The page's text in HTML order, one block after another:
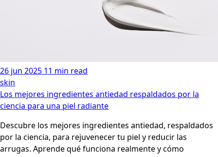
26 jun 2025 11 min read
skin
Los mejores ingredientes antiedad respaldados por la
ciencia para una piel radiante
Descubre los mejores ingredientes antiedad, respaldados
por la ciencia, para rejuvenecer tu piel y reducir las
arrugas. Aprende qué funciona realmente y cómo